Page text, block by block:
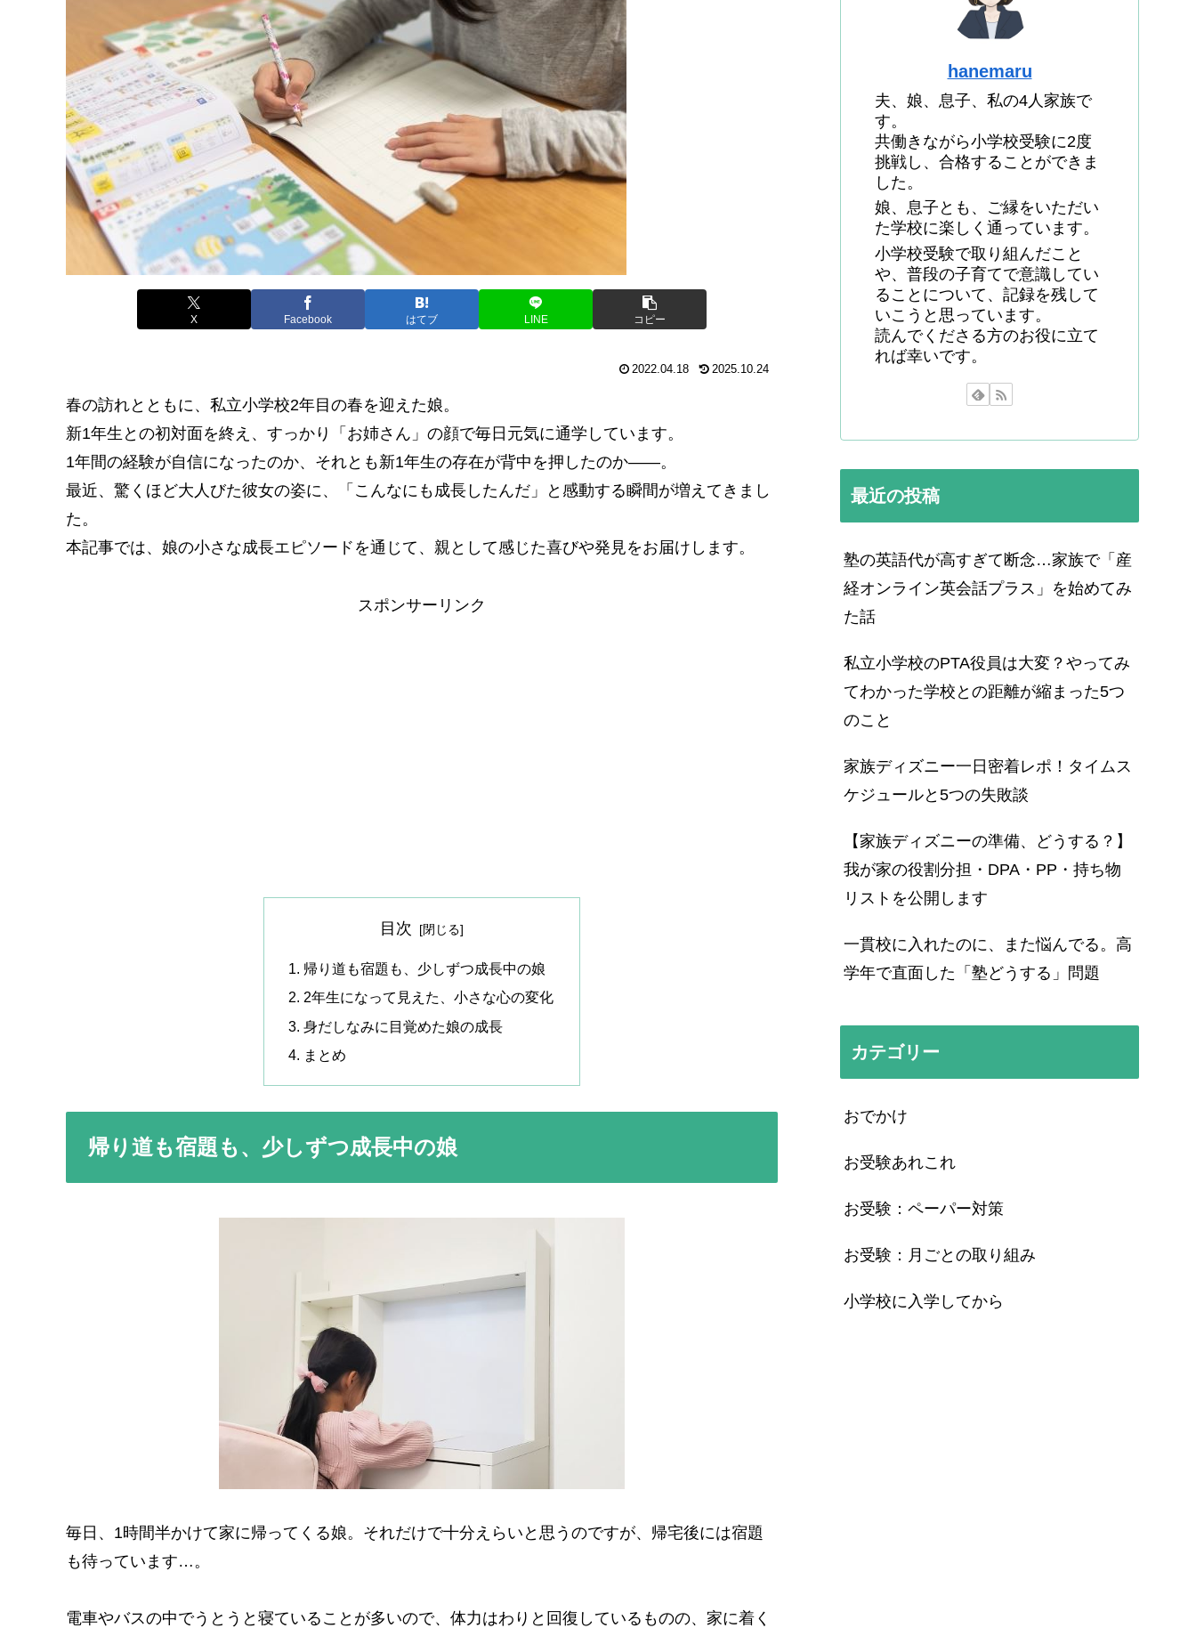
X Facebook はてブ LINE コピー
2022.04.18 2025.10.24
春の訪れとともに、私立小学校2年目の春を迎えた娘。
新1年生との初対面を終え、すっかり「お姉さん」の顔で毎日元気に通学しています。
1年間の経験が自信になったのか、それとも新1年生の存在が背中を押したのか――。
最近、驚くほど大人びた彼女の姿に、「こんなにも成長したんだ」と感動する瞬間が増えてきまし
た。
本記事では、娘の小さな成長エピソードを通じて、親として感じた喜びや発見をお届けします。
スポンサーリンク
目次
帰り道も宿題も、少しずつ成長中の娘
2年生になって見えた、小さな心の変化
身だしなみに目覚めた娘の成長
まとめ
帰り道も宿題も、少しずつ成長中の娘
毎日、1時間半かけて家に帰ってくる娘。それだけで十分えらいと思うのですが、帰宅後には宿題
も待っています…。
電車やバスの中でうとうと寝ていることが多いので、体力はわりと回復しているものの、家に着く
hanemaru
夫、娘、息子、私の4人家族で
す。
共働きながら小学校受験に2度
挑戦し、合格することができま
した。
娘、息子とも、ご縁をいただい
た学校に楽しく通っています。
小学校受験で取り組んだこと
や、普段の子育てで意識してい
ることについて、記録を残して
いこうと思っています。
読んでくださる方のお役に立て
れば幸いです。
最近の投稿
塾の英語代が高すぎて断念…家族で「産
経オンライン英会話プラス」を始めてみ
た話
私立小学校のPTA役員は大変？やってみ
てわかった学校との距離が縮まった5つ
のこと
家族ディズニー一日密着レポ！タイムス
ケジュールと5つの失敗談
【家族ディズニーの準備、どうする？】
我が家の役割分担・DPA・PP・持ち物
リストを公開します
一貫校に入れたのに、また悩んでる。高
学年で直面した「塾どうする」問題
カテゴリー
おでかけ
お受験あれこれ
お受験：ペーパー対策
お受験：月ごとの取り組み
小学校に入学してから